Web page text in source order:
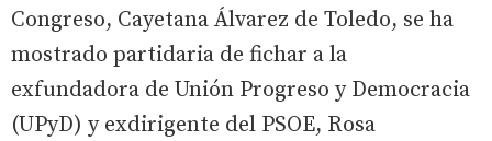
Congreso, Cayetana Álvarez de Toledo, se ha
mostrado partidaria de fichar a la
exfundadora de Unión Progreso y Democracia
(UPyD) y exdirigente del PSOE, Rosa